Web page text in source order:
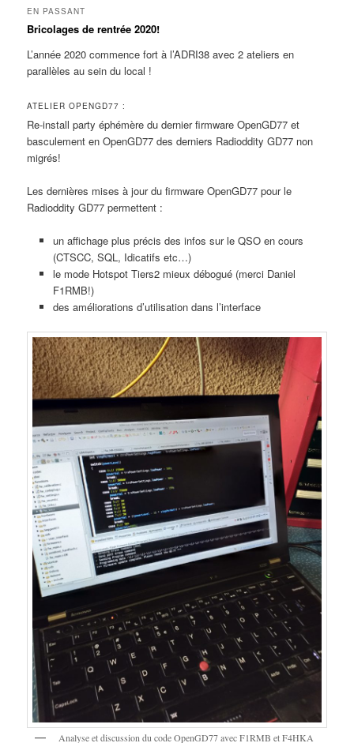
EN PASSANT
Bricolages de rentrée 2020!
L’année 2020 commence fort à l’ADRI38 avec 2 ateliers en
parallèles au sein du local !
ATELIER OPENGD77 :
Re-install party éphémère du dernier firmware OpenGD77 et
basculement en OpenGD77 des derniers Radioddity GD77 non
migrés!
Les dernières mises à jour du firmware OpenGD77 pour le
Radioddity GD77 permettent :
un affichage plus précis des infos sur le QSO en cours
(CTSCC, SQL, Idicatifs etc…)
le mode Hotspot Tiers2 mieux débogué (merci Daniel
F1RMB!)
des améliorations d’utilisation dans l’interface
Analyse et discussion du code OpenGD77 avec F1RMB et F4HKA